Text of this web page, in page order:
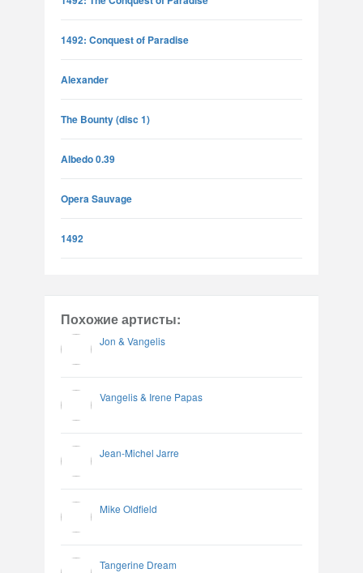
1492: Conquest of Paradise
Alexander
The Bounty (disc 1)
Albedo 0.39
Opera Sauvage
1492
Похожие артисты:
Jon & Vangelis
Vangelis & Irene Papas
Jean-Michel Jarre
Mike Oldfield
Tangerine Dream